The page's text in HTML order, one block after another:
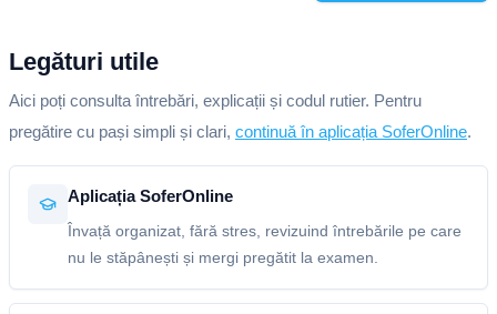
Legături utile
Aici poți consulta întrebări, explicații și codul rutier. Pentru
pregătire cu pași simpli și clari, continuă în aplicația SoferOnline.
Aplicația SoferOnline
Învață organizat, fără stres, revizuind întrebările pe care
nu le stăpânești și mergi pregătit la examen.